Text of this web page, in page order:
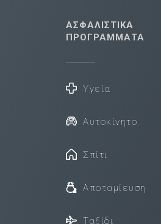
ΑΣΦΑΛΙΣΤΙΚΑ
ΠΡΟΓΡΑΜΜΑΤΑ
Υγεία
Αυτοκίνητο
Σπίτι
Αποταμίευση
Ταξίδι